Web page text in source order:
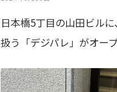
日本橋5丁目の山田ビル
扱う「デジパレ」がオー